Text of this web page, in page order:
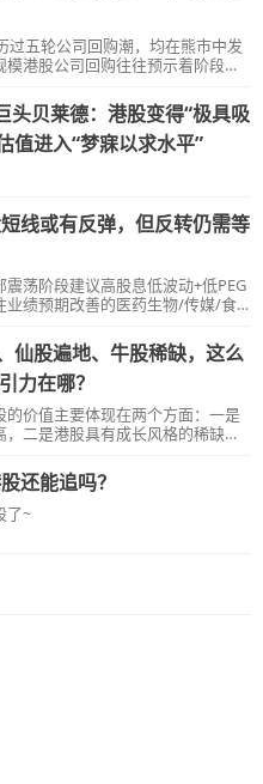
过五轮公司回购潮，均在熊市中发
模港股公司回购往往预示着阶段性
年涨52%。
贝莱德：港股变得“极具吸
值进入“梦寐以求水平”
线或有反弹，但反转仍需等
荡阶段建议高股息低波动+低PEG
业绩预期改善的医药生物/传媒/食
仙股遍地、牛股稀缺，这么
力在哪？
的价值主要体现在两个方面：一是
二是港股具有成长风格的稀缺性
还能追吗？
了~